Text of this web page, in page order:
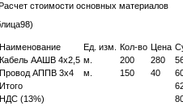
стоимости основных материалов
Наименование Ед. изм. Кол-во Цена
Кабель ААШВ 4х2,5 м. 200 280
Провод АППВ 3х4 м. 150 40
Итого
НДС (13%)